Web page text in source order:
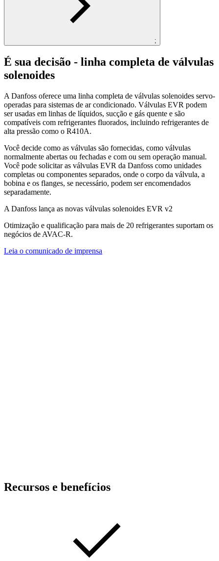
;
É sua decisão - linha completa de válvulas
solenoides
A Danfoss oferece uma linha completa de válvulas solenoides servo-
operadas para sistemas de ar condicionado. Válvulas EVR podem
ser usadas em linhas de líquidos, sucção e gás quente e são
compatíveis com refrigerantes fluorados, incluindo refrigerantes de
alta pressão como o R410A.
Você decide como as válvulas são fornecidas, como válvulas
normalmente abertas ou fechadas e com ou sem operação manual.
Você pode solicitar as válvulas EVR da Danfoss como unidades
completas ou componentes separados, onde o corpo da válvula, a
bobina e os flanges, se necessário, podem ser encomendados
separadamente.
A Danfoss lança as novas válvulas solenoides EVR v2
Otimização e qualificação para mais de 20 refrigerantes suportam os
negócios de AVAC-R.
Leia o comunicado de imprensa
Recursos e benefícios